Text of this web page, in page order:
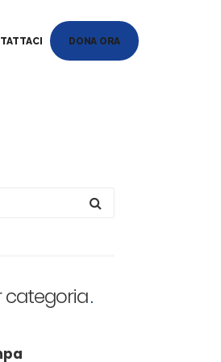
DONA ORA
categoria